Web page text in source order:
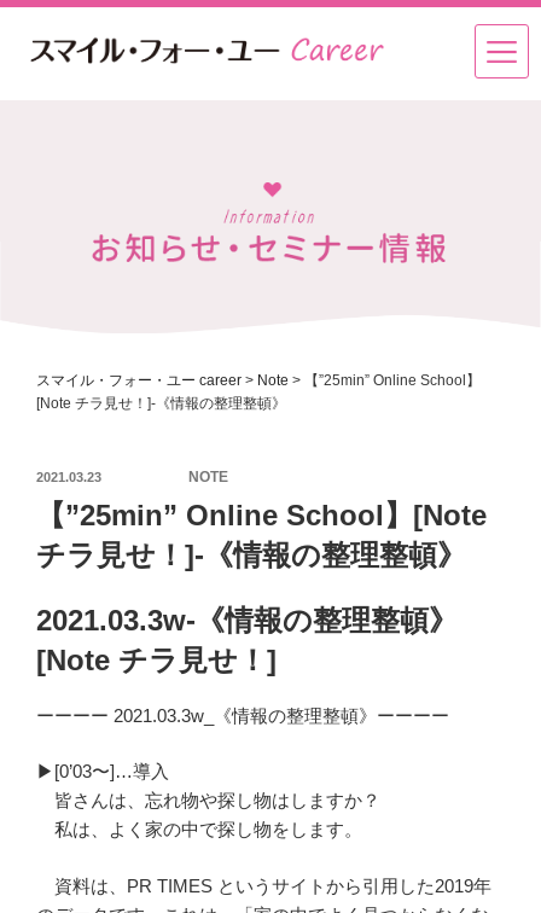
スマイル・フォー・ユー career > Note >
【”25min” Online School】
[Note チラ見せ！]-《情報の整理整頓》
投
2021.03.23 NOTE
【”25min” Online School】[Note
チラ見せ！]-《情報の整理整頓》
2021.03.3w-《情報の整理整頓》
[Note チラ見せ！]
ーーーー 2021.03.3w_《情報の整理整頓》ーーーー
▶︎[0’03〜]…導入
皆さんは、忘れ物や探し物はしますか？
私は、よく家の中で探し物をします。
資料は、PR TIMES というサイトから引用した2019年